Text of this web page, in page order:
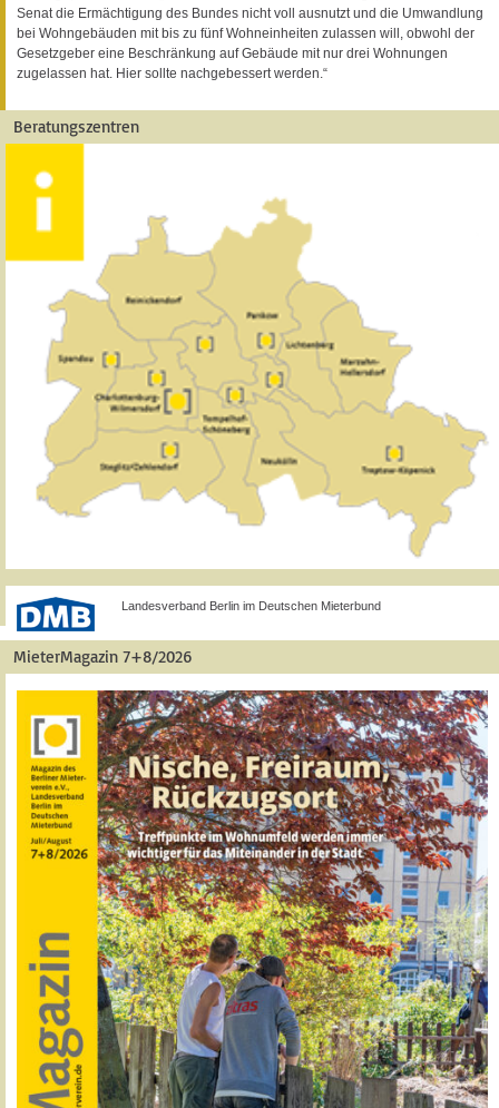
Senat die Ermächtigung des Bundes nicht voll ausnutzt und die Umwandlung
bei Wohngebäuden mit bis zu fünf Wohneinheiten zulassen will, obwohl der
Gesetzgeber eine Beschränkung auf Gebäude mit nur drei Wohnungen
zugelassen hat. Hier sollte nachgebessert werden.“
Beratungszentren
Landesverband Berlin im Deutschen Mieterbund
MieterMagazin 7+8/2026